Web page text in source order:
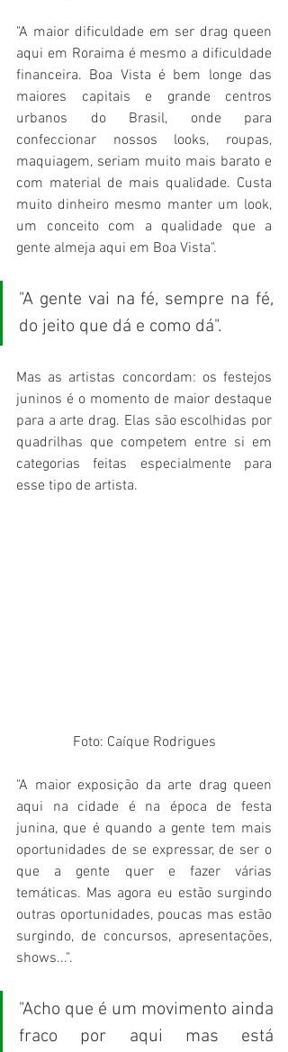
"A maior dificuldade em ser drag queen
aqui em Roraima é mesmo a dificuldade
financeira. Boa Vista é bem longe das
maiores capitais e grande centros
urbanos do Brasil, onde para
confeccionar nossos looks, roupas,
maquiagem, seriam muito mais barato e
com material de mais qualidade. Custa
muito dinheiro mesmo manter um look,
um conceito com a qualidade que a
gente almeja aqui em Boa Vista".
"A gente vai na fé, sempre na fé,
do jeito que dá e como dá".
Mas as artistas concordam: os festejos
juninos é o momento de maior destaque
para a arte drag. Elas são escolhidas por
quadrilhas que competem entre si em
categorias feitas especialmente para
esse tipo de artista.
Foto: Caíque Rodrigues
"A maior exposição da arte drag queen
aqui na cidade é na época de festa
junina, que é quando a gente tem mais
oportunidades de se expressar, de ser o
que a gente quer e fazer várias
temáticas. Mas agora eu estão surgindo
outras oportunidades, poucas mas estão
surgindo, de concursos, apresentações,
shows...".
"Acho que é um movimento ainda
fraco por aqui mas está